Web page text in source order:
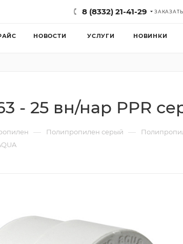
8 (8332) 21-41-29
НОВОСТИ УСЛУГИ НОВИНКИ
- 25 вн/нар PPR
— Полипропилен серый —